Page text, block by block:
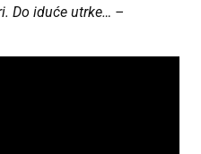
Do iduće utrke… –